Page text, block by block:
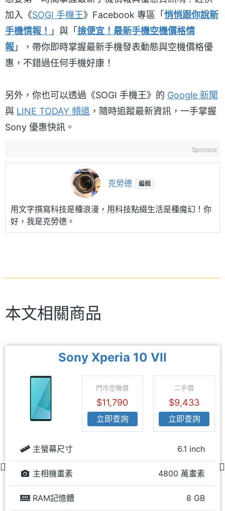
加入《SOGI 手機王》Facebook 專區「 悄悄跟你說新
手機情報！ 」與「 撿便宜！最新手機空機價格情
報 」，帶你即時掌握最新手機發表動態與空機價格優
惠，不錯過任何手機好康！
另外，你也可以透過《SOGI 手機王》的 Google 新聞
與 LINE TODAY 頻道 ，隨時追蹤最新資訊，一手掌握
Sony 優惠快訊。
Sponsor
克勞德 編輯
用文字撰寫科技是種浪漫，用科技點綴生活是種魔幻！你
好，我是克勞德。
本文相關商品
Sony Xperia 10 VII
門市空機價
$11,790
立即查詢
二手價
$9,433
立即查詢
主螢幕尺寸 6.1 inch
主相機畫素 4800 萬畫素
RAM記憶體 8 GB